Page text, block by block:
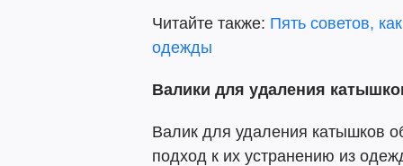
Читайте также: Пять советов,
одежды
Валики для удаления
Валик для удаления катышков
подход к их устранению из